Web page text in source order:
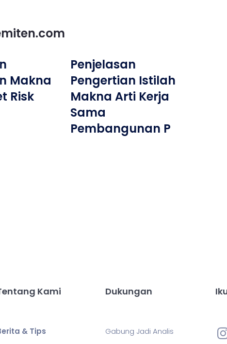
Makna
Risk
Penjelasan
Pengertian Istilah
Makna Arti Kerja
Sama
Pembangunan P
Kami
& Tips
Dukungan
Gabung Jadi Analis